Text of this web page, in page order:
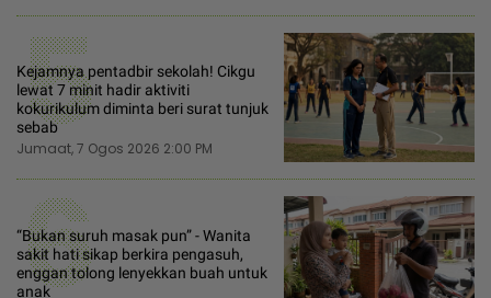
5
Kejamnya pentadbir sekolah! Cikgu
lewat 7 minit hadir aktiviti
kokurikulum diminta beri surat tunjuk
sebab
Jumaat, 7 Ogos 2026 2:00 PM
6
“Bukan suruh masak pun” - Wanita
sakit hati sikap berkira pengasuh,
enggan tolong lenyekkan buah untuk
anak